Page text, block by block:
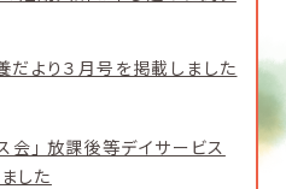
だより３月号を掲載しました
会」 放課後等デイサービス
した